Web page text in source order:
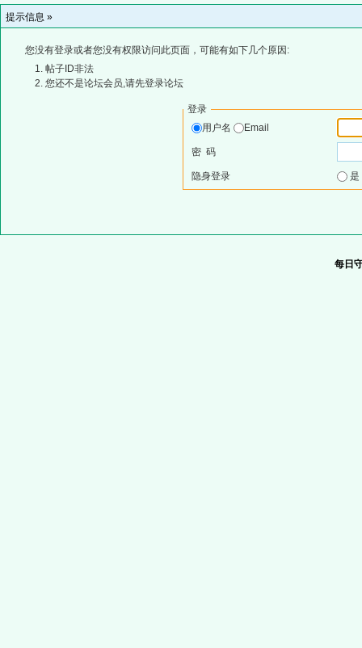
提示信息 »
您没有登录或者您没有权限访问此页面，可能有如下几个原因:
帖子ID非法
您还不是论坛会员,请先登录论坛
登录
用户名
Email
密 码
隐身登录
每日